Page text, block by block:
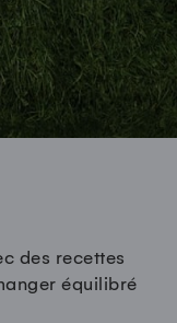
des recettes
équilibré